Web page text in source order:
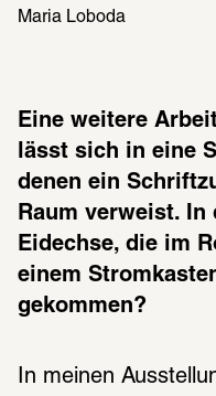
Maria Loboda
Eine weitere
lässt sich in eine
denen ein
Raum verweist.
Eidechse, die im
einem
gekommen?
In meinen